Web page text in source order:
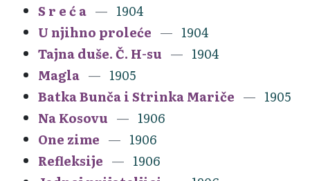
S r e ć a
1904
U njihno proleće
1904
Tajna duše. Č. H-su
1904
Magla
1905
Batka Bunča i Strinka Mariče
1905
Na Kosovu
1906
One zime
1906
Refleksije
1906